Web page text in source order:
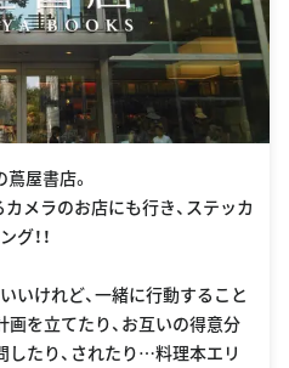
屋書店。
メラのお店にも行き、ステッカ
！！
いけれど、一緒に行動すること
画を立てたり、お互いの得意分
したり、されたり…料理本エリ